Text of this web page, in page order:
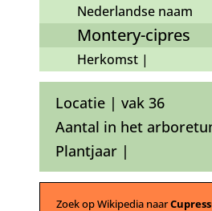
Nederlandse naam
Montery-cipres
Herkomst |
Locatie | vak 36
Aantal in het
Plantjaar |
Zoek op Wikipedia naar